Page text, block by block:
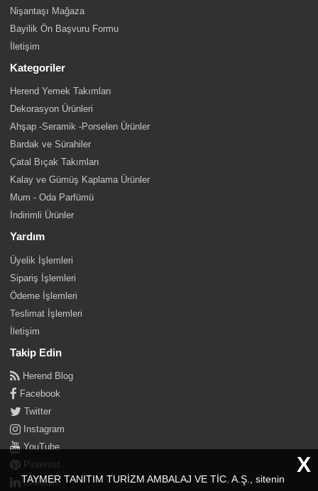
Nişantaşı Mağaza
Bayilik Ön Başvuru Formu
İletişim
Kategoriler
Herend Yemek Takımları
Dekorasyon Ürünleri
Ahşap -Seramik -Porselen Ürünler
Bardak ve Sürahiler
Çatal Bıçak Takımları
Kalay ve Gümüş Kaplama Ürünler
Mum - Oda Parfümü
İndirimli Ürünler
Yardım
Üyelik İşlemleri
Sipariş İşlemleri
Ödeme İşlemleri
Teslimat İşlemleri
İletişim
Takip Edin
Herend Blog
Facebook
Twitter
Instagram
YouTube
Pinterest
Linkedin
TAYMER TANITIM TURİZM AMBALAJ VE TİC. A.Ş., sitenin
X